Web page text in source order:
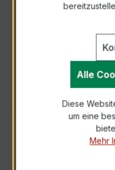
Als
Der
Alle
Diese
um eine
Mehr